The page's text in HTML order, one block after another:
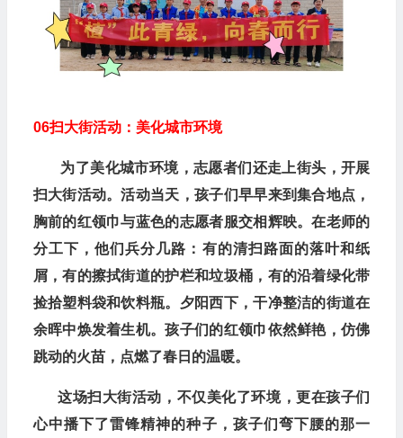
06扫大街活动：美化城市环境
为了美化城市环境，志愿者们还走上街头，开展
扫大街活动。活动当天，孩子们早早来到集合地点，
胸前的红领巾与蓝色的志愿者服交相辉映。在老师的
分工下，他们兵分几路：有的清扫路面的落叶和纸
屑，有的擦拭街道的护栏和垃圾桶，有的沿着绿化带
捡拾塑料袋和饮料瓶。夕阳西下，干净整洁的街道在
余晖中焕发着生机。孩子们的红领巾依然鲜艳，仿佛
跳动的火苗，点燃了春日的温暖。
这场扫大街活动，不仅美化了环境，更在孩子们
心中播下了雷锋精神的种子，孩子们弯下腰的那一